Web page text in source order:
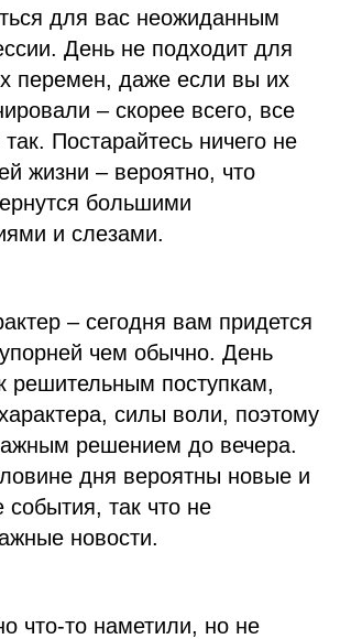
для вас неожиданным
День не подходит для
перемен, даже если вы их
– скорее всего, все
Постарайтесь ничего не
жизни – вероятно, что
большими
и слезами.
– сегодня вам придется
чем обычно. День
решительным поступкам,
силы воли, поэтому
решением до вечера.
дня вероятны новые и
так что не
новости.
что-то наметили, но не